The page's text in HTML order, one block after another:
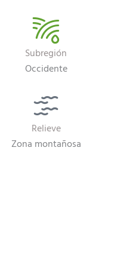
Subregión
Occidente
Relieve
Zona montañosa